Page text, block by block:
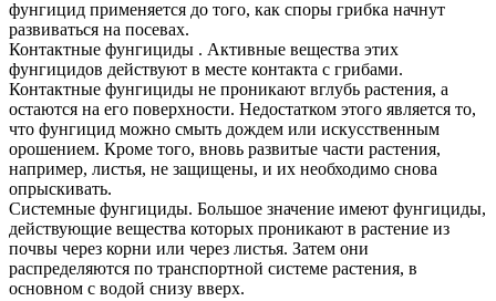
фунгицид применяется до того, как споры грибка начнут
развиваться на посевах.
Контактные фунгициды . Активные вещества этих
фунгицидов действуют в месте контакта с грибами.
Контактные фунгициды не проникают вглубь растения, а
остаются на его поверхности. Недостатком этого является то,
что фунгицид можно смыть дождем или искусственным
орошением. Кроме того, вновь развитые части растения,
например, листья, не защищены, и их необходимо снова
опрыскивать.
Системные фунгициды. Большое значение имеют фунгициды,
действующие вещества которых проникают в растение из
почвы через корни или через листья. Затем они
распределяются по транспортной системе растения, в
основном с водой снизу вверх.